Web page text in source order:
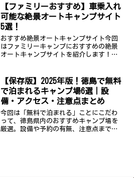
のみをピックアップしているので、フリ
ーサイトキャンパーである...
【ファミリーおすすめ】車乗入れ
可能な絶景オートキャンプサイト
5選！
おすすめ絶景オートキャンプサイト今回
はファミリーキャンプにおすすめの絶景
オートキャンプサイトを紹介します！も
手県】岩手山パノラマ大キャンプ場ogawa
がサポートしてい...
【保存版】2025年版！徳島で無料
で泊まれるキャンプ場6選｜設
備・アクセス・注意点まとめ
今回は「無料で泊まれる」ことにこだわ
って、徳島県内のおすすめキャンプ場を
厳選。設備や予約の有無、注意点まで分